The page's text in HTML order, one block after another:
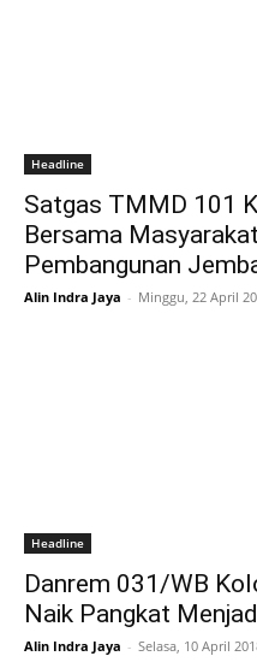
Headline
Satgas TMMD 101
Bersama
Pembangunan
Alin Indra Jaya - Minggu, 22 April
Headline
Danrem 031/WB
Naik Pangkat
Alin Indra Jaya - Selasa, 10 April